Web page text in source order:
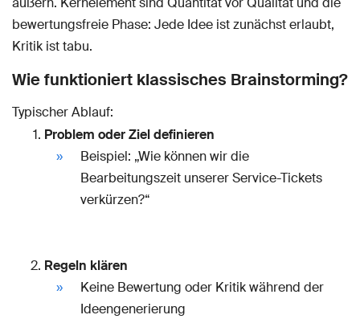
bewertungsfreie Phase: Jede Idee ist zunächst erlaubt,
Kritik ist tabu.
Wie funktioniert klassisches Brainstorming?
Typischer Ablauf:
Problem oder Ziel definieren
Beispiel: „Wie können wir die
Bearbeitungszeit unserer Service-Tickets
verkürzen?“
Regeln klären
Keine Bewertung oder Kritik während der
Ideengenerierung